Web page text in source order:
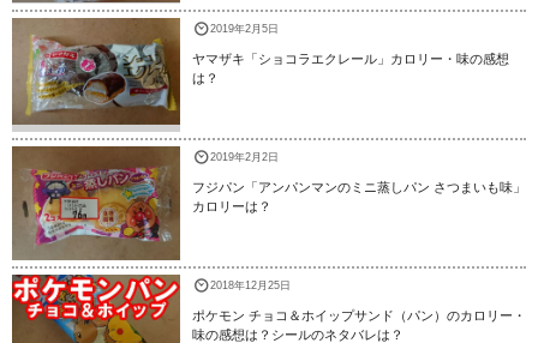
2019年2月5日
ヤマザキ「ショコラエクレール」カロリー・味の感想
は？
2019年2月2日
フジパン「アンパンマンのミニ蒸しパン さつまいも味」
カロリーは？
2018年12月25日
ポケモン チョコ＆ホイップサンド（パン）のカロリー・
味の感想は？シールのネタバレは？